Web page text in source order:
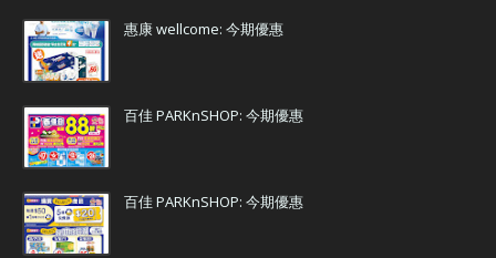
惠康 wellcome: 今期優惠
百佳 PARKnSHOP: 今期優惠
百佳 PARKnSHOP: 今期優惠